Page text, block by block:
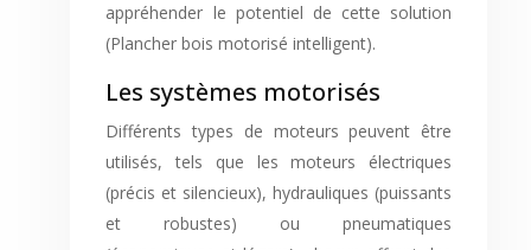
appréhender le potentiel de cette solution
(Plancher bois motorisé intelligent).
Les systèmes motorisés
Différents types de moteurs peuvent être
utilisés, tels que les moteurs électriques
(précis et silencieux), hydrauliques (puissants
et robustes) ou pneumatiques